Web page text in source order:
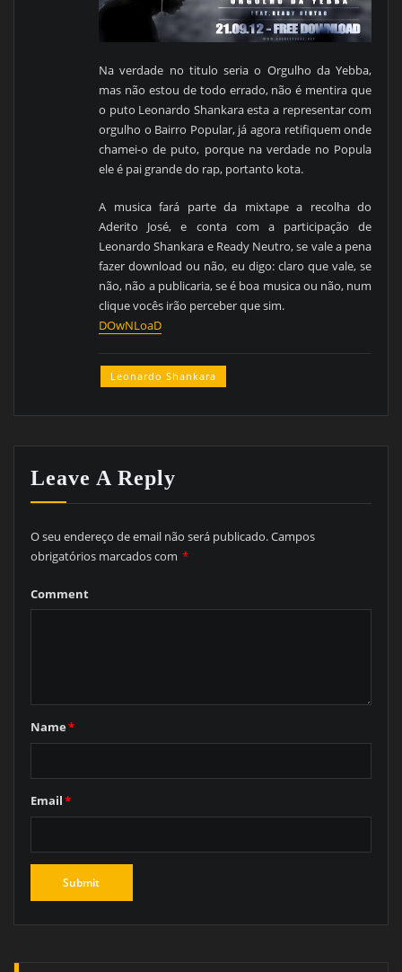
Na verdade no titulo seria o Orgulho da Yebba,
mas não estou de todo errado, não é mentira que
o puto Leonardo Shankara esta a representar com
orgulho o Bairro Popular, já agora retifiquem onde
chamei-o de puto, porque na verdade no Popula
ele é pai grande do rap, portanto kota.
A musica fará parte da mixtape a recolha do
Aderito José, e conta com a participação de
Leonardo Shankara e Ready Neutro, se vale a pena
fazer download ou não, eu digo: claro que vale, se
não, não a publicaria, se é boa musica ou não, num
clique vocês irão perceber que sim.
DOwNLoaD
Leonardo Shankara
Leave A Reply
O seu endereço de email não será publicado.Campos
obrigatórios marcados com *
Comment
Name*
Email*